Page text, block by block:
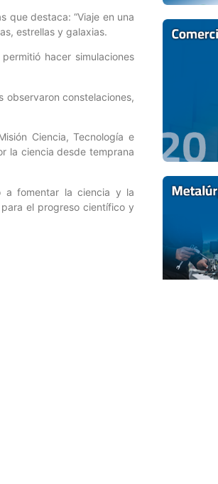
que destaca: “Viaje en una
estrellas y galaxias.
hacer simulaciones
observaron constelaciones,
Ciencia, Tecnología e
la ciencia desde temprana
a fomentar la ciencia y la
el progreso científico y